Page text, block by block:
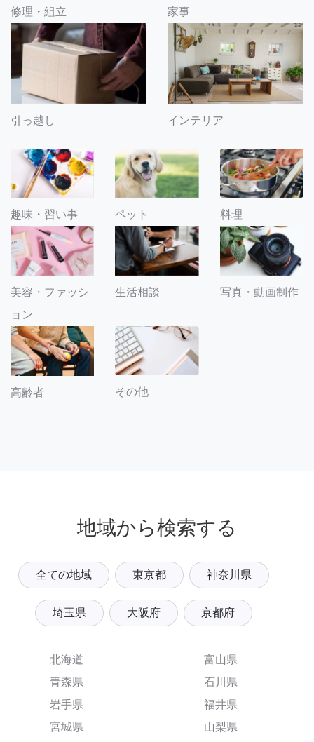
修理・組立 家事
引っ越し インテリア
趣味・習い事 ペット 料理
美容・ファッシ
ョン
生活相談 写真・動画制作
高齢者 その他
地域から検索する
全ての地域 東京都 神奈川県
埼玉県 大阪府 京都府
北海道
青森県
岩手県
宮城県
富山県
石川県
福井県
山梨県